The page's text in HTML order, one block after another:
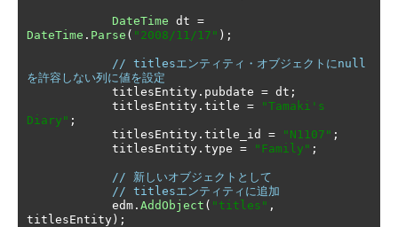
DateTime dt =
DateTime . Parse ( "2008/11/17" );
// titlesエンティティ・オブジェクトにnull
を許容しない列に値を設定
            titlesEntity
. pubdate = dt ;
            titlesEntity
. title =
"Tamaki's
Diary" ;
            titlesEntity
. title_id = "N1107" ;
            titlesEntity
. type = "Family" ;
// 新しいオブジェクトとして
// titlesエンティティに追加
            edm
. AddObject ( "titles" ,
titlesEntity );